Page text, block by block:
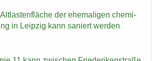
der ehe­ma­li­gen che­mi­
in Leip­zig kann sa­niert wer­den